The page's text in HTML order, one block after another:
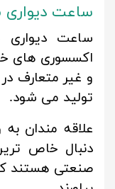
ساعت دیواری
ساعت دیواری
اکسسوری های
تولید می شود.
علاقه مندان
دنبال خاص
صنعتی هستند که